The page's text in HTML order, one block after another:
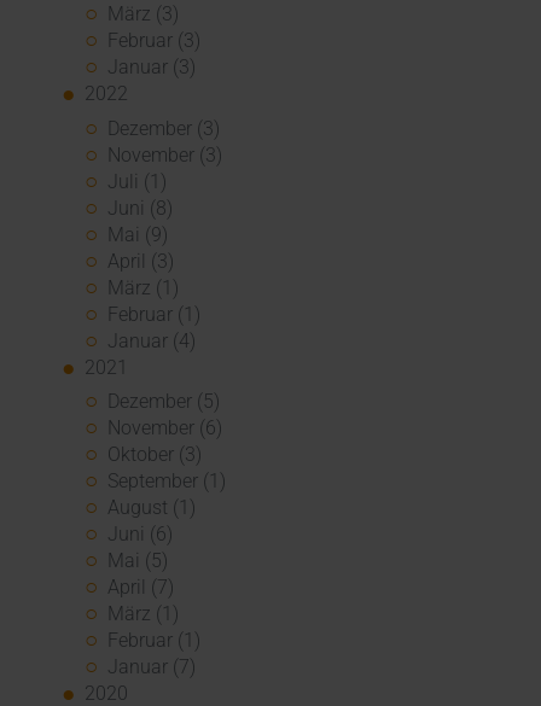
März (3)
Februar (3)
Januar (3)
2022
Dezember (3)
November (3)
Juli (1)
Juni (8)
Mai (9)
April (3)
März (1)
Februar (1)
Januar (4)
2021
Dezember (5)
November (6)
Oktober (3)
September (1)
August (1)
Juni (6)
Mai (5)
April (7)
März (1)
Februar (1)
Januar (7)
2020